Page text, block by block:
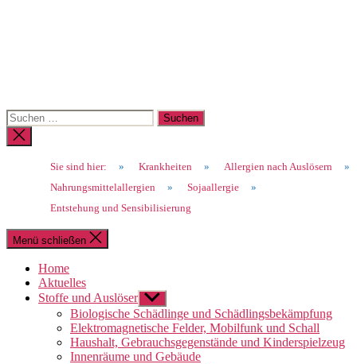
Suchen
nach:
Suche
schließen
Sie sind hier:
» Krankheiten » Allergien nach Auslösern
»
Nahrungsmittelallergien
» Sojaallergie
»
Entstehung und Sensibilisierung
Menü schließen
Home
Aktuelles
Stoffe und Auslöser Untermenü
anzeigen
Biologische Schädlinge und Schädlingsbekämpfung
Elektromagnetische Felder, Mobilfunk und Schall
Haushalt, Gebrauchsgegenstände und Kinderspielzeug
Innenräume und Gebäude